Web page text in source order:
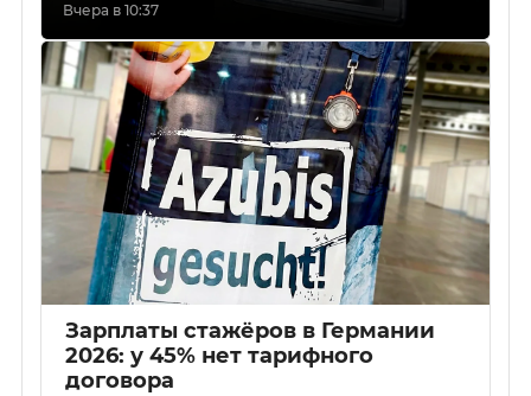
Вчера в 10:37
Зарплаты стажёров в Германии
2026: у 45% нет тарифного
договора